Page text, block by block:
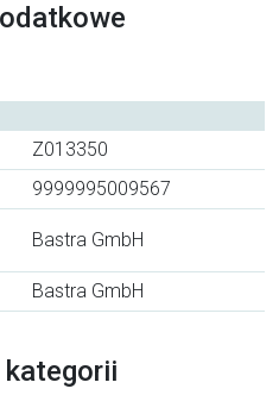
Z013350
9999995009567
Bastra GmbH
Bastra GmbH